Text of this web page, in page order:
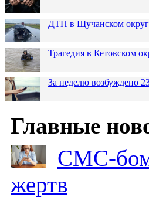
ДТП в Щучанском
Трагедия в Кетовском
За неделю возбуждено
Главные
СМС-
жертв